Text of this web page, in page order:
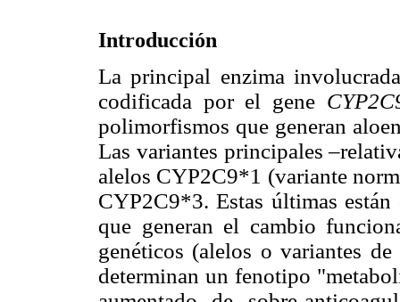
Introducción
La principal enzima
codificada por el gene
polimorfismos que generan
Las variantes principales
alelos CYP2C9*1 (variante
CYP2C9*3. Estas últimas
que generan el cambio
genéticos (alelos o variantes
determinan un fenotipo